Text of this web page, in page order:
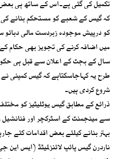
تکمیل کی گئی ہے۔اس کے ساتھ ہی
کہ گیس کے شعبے کو مستحکم بنانے کی
کو درپیش موجودہ زبردست مالی
میں اضافہ کرنے کی تجویز بھی حکام
سال کے بجٹ کے اعلان سے قبل ہی
طرح یہ کہاجاسکتاہے کہ گیس کمپنی
شروع کردی ہیں۔
ذرائع کے مطابق گیس یوٹلیٹیز کو
سے مینجمنٹ کے اسٹرکچر اور
بہتر بنانے کیلئے بعض اقدامات کئے
ناردرن گیس پائپ لائنزلمیٹڈ (ایس